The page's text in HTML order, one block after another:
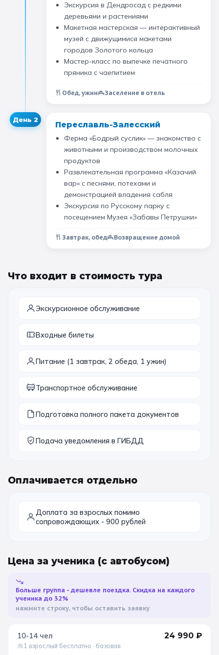
Санкт-Петербург
Экскурсия в Дендросад с редкими
деревьями и растениями
Макетная мастерская — интерактивный
музей с движущимися макетами
городов Золотого кольца
Мастер-класс по выпечке печатного
пряника с чаепитием
Обед, ужин Заселение в отель
День 2
Переславль-Залесский
Ферма «Бодрый суслик» — знакомство с
животными и производством молочных
продуктов
Развлекательная программа «Казачий
вар» с песнями, потехами и
демонстрацией владения сабля
Экскурсия по Русскому парку с
посещением Музея «Забавы Петрушки»
Завтрак, обед Возвращение домой
Что входит в стоимость тура
Экскурсионное обслуживание
Входные билеты
Питание (1 завтрак, 2 обеда, 1 ужин)
Транспортное обслуживание
Подготовка полного пакета документов
Подача уведомления в ГИБДД
Оплачивается отдельно
Доплата за взрослых помимо
сопровождающих - 900 рублей
Цена за ученика (с автобусом)
Больше группа - дешевле поездка. Скидка на каждого
ученика до 32%
нажмите строку, чтобы оставить заявку
10-14 чел
1 взрослый бесплатно · базовая
24 990 ₽